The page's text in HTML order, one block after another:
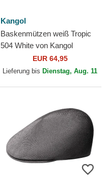
Kangol
Baskenmützen weiß Tropic
504 White von Kangol
EUR 64,95
Lieferung bis Dienstag, Aug. 11